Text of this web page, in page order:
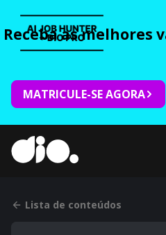
Receba as melhores
MATRICULE-SE AGORA
Lista de conteúdos